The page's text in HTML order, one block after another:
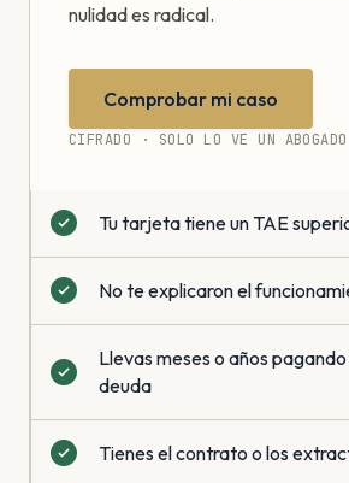
nulidad es radical.
Comprobar mi caso
CIFRADO · SOLO LO VE UN ABOGADO
Tu tarjeta tiene un TAE
No te explicaron el
Llevas meses o años
deuda
Tienes el contrato o los